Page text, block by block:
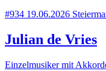
#934 19.06.2026
Julian de Vries
Einzelmusiker mit